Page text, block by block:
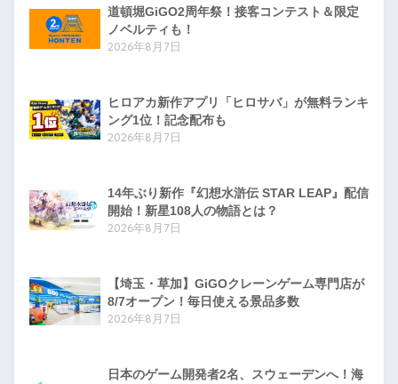
道頓堀GiGO2周年祭！接客コンテスト＆限定
ノベルティも！
2026年8月7日
ヒロアカ新作アプリ「ヒロサバ」が無料ランキ
ング1位！記念配布も
2026年8月7日
14年ぶり新作『幻想水滸伝 STAR LEAP』配信
開始！新星108人の物語とは？
2026年8月7日
【埼玉・草加】GiGOクレーンゲーム専門店が
8/7オープン！毎日使える景品多数
2026年8月7日
日本のゲーム開発者2名、スウェーデンへ！海